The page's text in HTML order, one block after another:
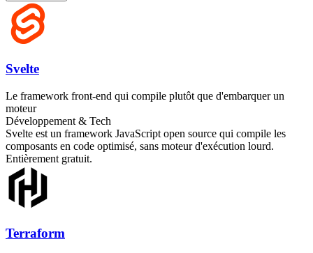
Svelte
Le framework front-end qui compile plutôt que d'embarquer un
moteur
Développement & Tech
Svelte est un framework JavaScript open source qui compile les
composants en code optimisé, sans moteur d'exécution lourd.
Entièrement gratuit.
Terraform